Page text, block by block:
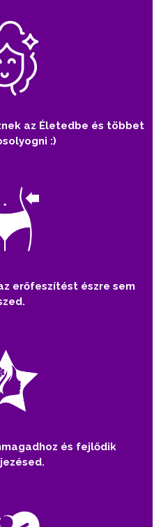
az Életedbe és többet
:)
erőfeszítést észre sem
és fejlődik